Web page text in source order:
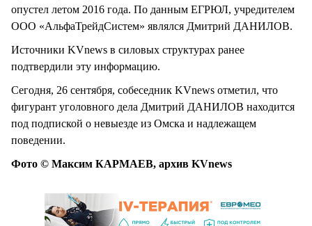
опустел летом 2016 года. По данным ЕГРЮЛ, учредителем
ООО «АльфаТрейдСистем» являлся Дмитрий ДАНИЛОВ.
Источники KVnews в силовых структурах ранее
подтвердили эту информацию.
Сегодня, 26 сентября, собеседник KVnews отметил, что
фигурант уголовного дела Дмитрий ДАНИЛОВ находится
под подпиской о невыезде из Омска и надлежащем
поведении.
Фото © Максим КАРМАЕВ, архив KVnews